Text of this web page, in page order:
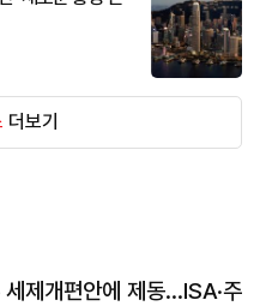
더보기
제개편안에 제동…ISA·주